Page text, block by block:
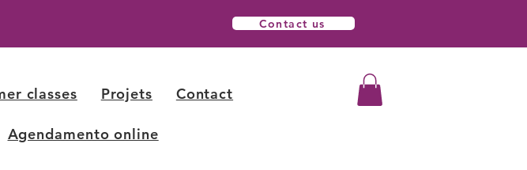
Contact us
classes Projets Contact
Agendamento online